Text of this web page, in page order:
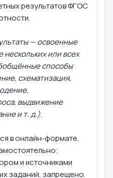
результатов ФГОС
— освоенные
или всех
способы
схематизация,
выдвижение
и т. д.).
в онлайн-формате.
и источниками
заданий, запрещено.